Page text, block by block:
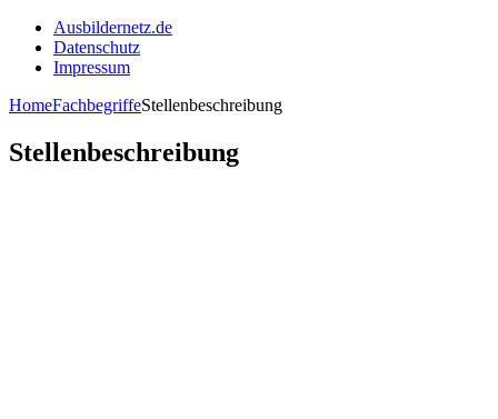
Ausbildernetz.de
Datenschutz
Impressum
HomeFachbegriffeStellenbeschreibung
Stellenbeschreibung